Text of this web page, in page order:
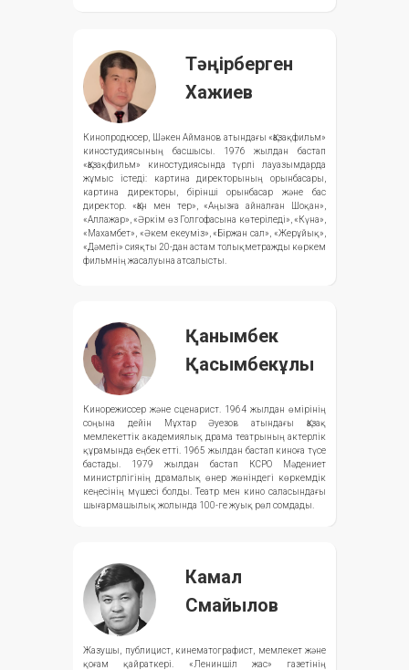
Тәңірберген
Хажиев
Кинопродюсер, Шәкен Айманов атындағы «Қазақфильм»
киностудиясының басшысы. 1976 жылдан бастап
«Қазақфильм» киностудиясында түрлі лауазымдарда
жұмыс істеді: картина директорының орынбасары,
картина директоры, бірінші орынбасар және бас
директор. «Қан мен тер», «Аңызға айналған Шоқан»,
«Аллажар», «Әркім өз Голгофасына көтеріледі», «Күна»,
«Махамбет», «Әкем екеуміз», «Біржан сал», «Жерұйық»,
«Дәмелі» сияқты 20-дан астам толықметражды көркем
фильмнің жасалуына атсалысты.
Қанымбек
Қасымбекұлы
Кинорежиссер және сценарист. 1964 жылдан өмірінің
соңына дейін Мұхтар Әуезов атындағы Қазақ
мемлекеттік академиялық драма театрының актерлік
құрамында еңбек етті. 1965 жылдан бастап киноға түсе
бастады. 1979 жылдан бастап КСРО Мәдениет
министрлігінің драмалық өнер жөніндегі көркемдік
кеңесінің мүшесі болды. Театр мен кино саласындағы
шығармашылық жолында 100-ге жуық рөл сомдады.
Камал
Смайылов
Жазушы, публицист, кинематографист, мемлекет және
қоғам қайраткері. «Лениншіл жас» газетінің